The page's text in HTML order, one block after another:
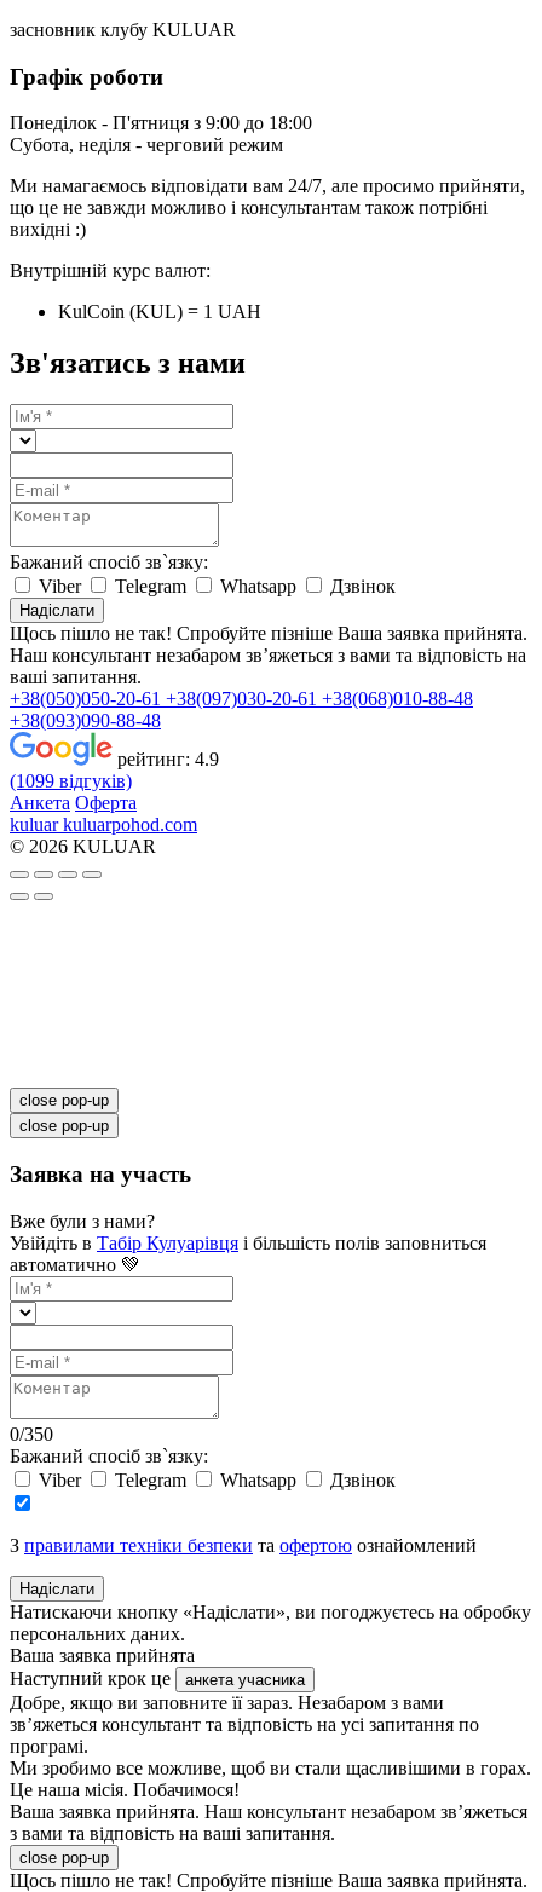
засновник клубу KULUAR
Графік роботи
Понеділок - П'ятниця з 9:00 до 18:00
Субота, неділя - черговий режим
Ми намагаємось відповідати вам 24/7, але просимо прийняти,
що це не завжди можливо і консультантам також потрібні
вихідні :)
Внутрішній курс валют:
KulCoin (KUL) = 1 UAH
Зв'язатись з нами
Бажаний спосіб зв`язку:
Viber
Telegram Whatsapp Дзвінок
Надіслати
Щось пішло не так! Спробуйте пізніше Ваша заявка прийнята.
Наш консультант незабаром зв’яжеться з вами та відповість на
ваші запитання.
+38(050)050-20-61 +38(097)030-20-61 +38(068)010-88-48
+38(093)090-88-48
рейтинг: 4.9
(1099 відгуків)
Анкета Оферта
kuluar kuluarpohod.com
© 2026 KULUAR
close pop-up
close pop-up
Заявка на участь
Вже були з нами?
Увійдіть в Табір Кулуарівця і більшість полів заповниться
автоматично 💚
0/350
Бажаний спосіб зв`язку:
Viber
Telegram Whatsapp Дзвінок
З правилами техніки безпеки та офертою ознайомлений
Надіслати
Натискаючи кнопку «Надіслати», ви погоджуєтесь на обробку
персональних даних.
Ваша заявка прийнята
Наступний крок це
анкета учасника
Добре, якщо ви заповните її зараз. Незабаром з вами
зв’яжеться консультант та відповість на усі запитання по
програмі.
Ми зробимо все можливе, щоб ви стали щасливішими в горах.
Це наша місія. Побачимося!
Ваша заявка прийнята. Наш консультант незабаром зв’яжеться
з вами та відповість на ваші запитання.
close pop-up
Щось пішло не так! Спробуйте пізніше Ваша заявка прийнята.